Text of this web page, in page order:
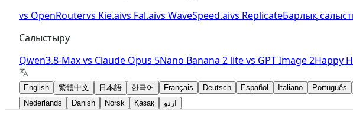
vs OpenRoutervs Kie.aivs Fal.aivs WaveSpeed.aivs ReplicateБарлық
Салыстыру
Qwen3.8-Maxvs Claude Opus 5Nano Banana 2 litevs GPT Image 2Happy
English 繁體中文 日本語 한국어 Français Deutsch Español Italiano Português
Nederlands
Danish Norsk Қазақ اردو